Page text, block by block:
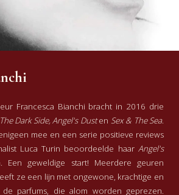
Francesca Bianchi bracht in 2016 drie
The Dark Side, Angel's Dusten Sex & The Sea.
mee en een serie positieve reviews
Luca Turin beoordeelde haar Angel's
Een geweldige start! Meerdere geuren
ze een lijn met ongewone, krachtige en
parfums, die alom worden geprezen.